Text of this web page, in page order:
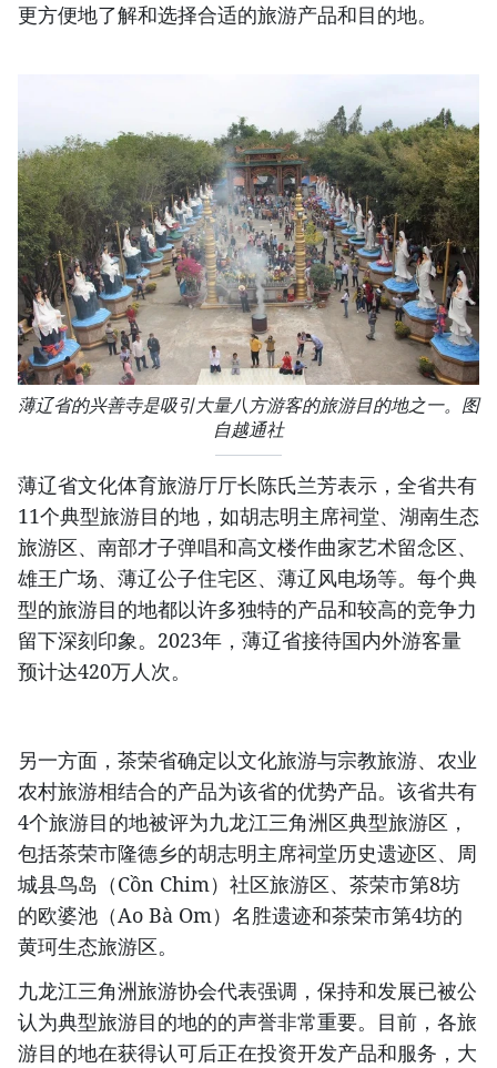
更方便地了解和选择合适的旅游产品和目的地。
薄辽省的兴善寺是吸引大量八方游客的旅游目的地之一。图
自越通社
薄辽省文化体育旅游厅厅长陈氏兰芳表示，全省共有
11个典型旅游目的地，如胡志明主席祠堂、湖南生态
旅游区、南部才子弹唱和高文楼作曲家艺术留念区、
雄王广场、薄辽公子住宅区、薄辽风电场等。每个典
型的旅游目的地都以许多独特的产品和较高的竞争力
留下深刻印象。2023年，薄辽省接待国内外游客量
预计达420万人次。
另一方面，茶荣省确定以文化旅游与宗教旅游、农业
农村旅游相结合的产品为该省的优势产品。该省共有
4个旅游目的地被评为九龙江三角洲区典型旅游区，
包括茶荣市隆德乡的胡志明主席祠堂历史遗迹区、周
城县鸟岛（Cồn Chim）社区旅游区、茶荣市第8坊
的欧婆池（Ao Bà Om）名胜遗迹和茶荣市第4坊的
黄珂生态旅游区。
九龙江三角洲旅游协会代表强调，保持和发展已被公
认为典型旅游目的地的的声誉非常重要。目前，各旅
游目的地在获得认可后正在投资开发产品和服务，大